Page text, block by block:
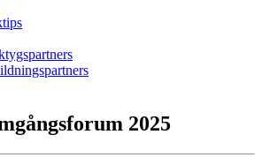
2025